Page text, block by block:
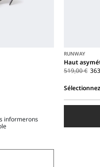
informerons
RUNWAY
Haut
519,00 €